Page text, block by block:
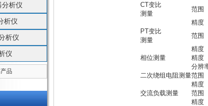
分析仪
析仪
析仪
仪
品
CT变比
测量
范围
精度
PT变比
测量
范围
精度
相位测量
精度
分辨
二次绕组电阻测量范围
精度
交流负载测量
范围
精度